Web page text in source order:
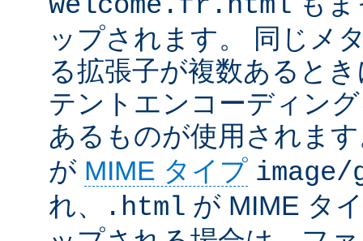
ップされます。 同じメ
る拡張子が複数あると
テントエンコーディン
あるものが使用されま
が MIME タイプ
れ、
.html が MIME タ